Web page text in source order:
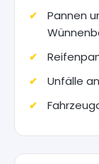
Pannen
Unfälle